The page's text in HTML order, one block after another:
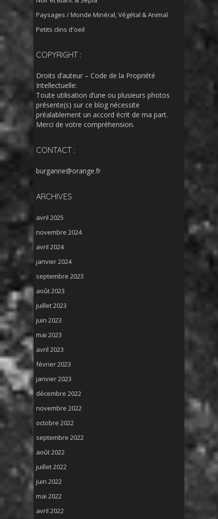
Paysages / Monde Minéral, Végétal & Animal
Petits clins d'oeil
COPYRIGHT :
Droits d’auteur – Code de la Propriété
Intellectuelle:
Toute utilisation d’une ou plusieurs photos
présente(s) sur ce blog nécessite
préalablement un accord écrit de ma part.
Merci de votre compréhension.
CONTACT :
burganne@orange.fr
ARCHIVES
avril 2025
novembre 2024
avril 2024
janvier 2024
septembre 2023
août 2023
juillet 2023
juin 2023
mai 2023
avril 2023
février 2023
janvier 2023
décembre 2022
novembre 2022
octobre 2022
septembre 2022
août 2022
juillet 2022
juin 2022
mai 2022
avril 2022